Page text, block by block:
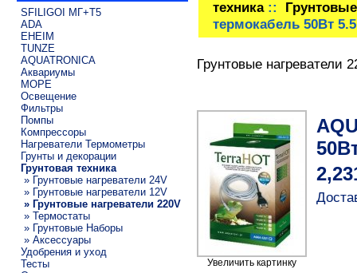
SFILIGOI МГ+Т5
ADA
EHEIM
TUNZE
AQUATRONICA
Аквариумы
МОРЕ
Освещение
Фильтры
Помпы
Компрессоры
Нагреватели Термометры
Грунты и декорации
Грунтовая техника
» Грунтовые нагреватели 24V
» Грунтовые нагреватели 12V
» Грунтовые нагреватели 220V
» Термостаты
» Грунтовые Наборы
» Аксессуары
Удобрения и уход
Тесты
техника::
термокабель 50Вт
Грунтовые нагреватели
Увеличить картинку